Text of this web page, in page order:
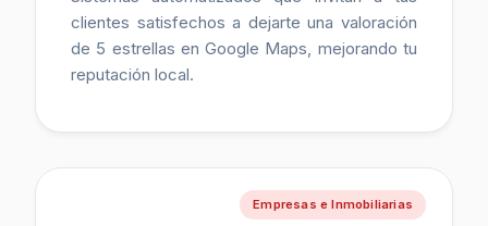
clientes satisfechos a dejarte una valoración
de 5 estrellas en Google Maps, mejorando tu
reputación local.
Empresas e Inmobiliarias